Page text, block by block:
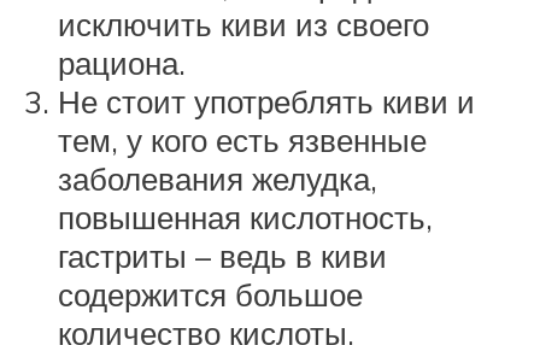
исключить киви из своего
рациона.
Не стоит употреблять киви и
тем, у кого есть язвенные
заболевания желудка,
повышенная кислотность,
гастриты – ведь в киви
содержится большое
количество кислоты.